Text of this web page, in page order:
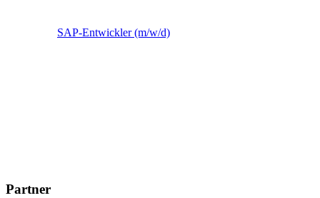
SAP-Entwickler (m/w/d)
Partner